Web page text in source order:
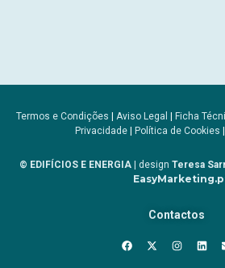
Termos e Condições | Aviso Legal | Ficha
Privacidade| Política de Cookies |
© EDIFÍCIOS E ENERGIA | design Teresa
Contactos